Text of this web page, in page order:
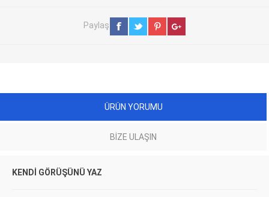
Paylaş
ÜRÜN YORUMU
BIZE ULAŞIN
KENDI GÖRÜŞÜNÜ YAZ